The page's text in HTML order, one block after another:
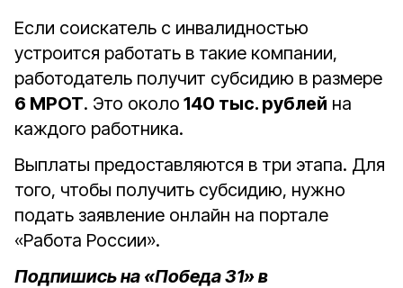
Если соискатель с инвалидностью
устроится работать в такие компании,
работодатель получит субсидию в размере
6 МРОТ. Это около 140 тыс. рублей на
каждого работника.
Выплаты предоставляются в три этапа. Для
того, чтобы получить субсидию, нужно
подать заявление онлайн на портале
«Работа России».
Подпишись на «Победа 31» в